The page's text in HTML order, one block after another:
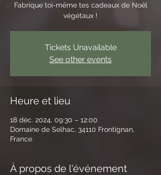
Fabrique toi-même tes cadeaux de Noël
végétaux !
Tickets Unavailable
See other events
Heure et lieu
18 déc. 2024, 09:30 – 12:00
Domaine de Selhac, 34110 Frontignan,
France
À propos de l'événement